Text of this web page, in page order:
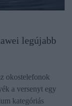
legújabb
okostelefonok
a versenyt egy
kategóriás